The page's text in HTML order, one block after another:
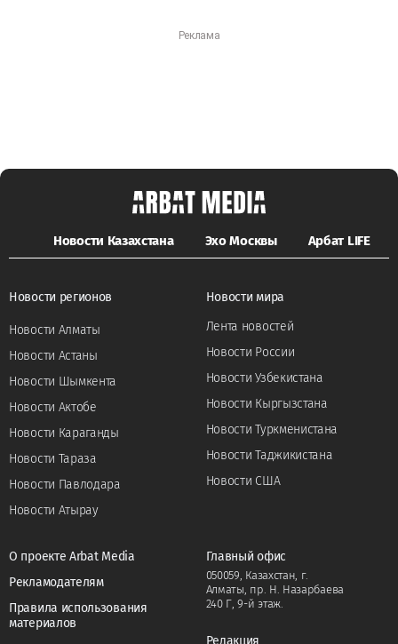
Новости Казахстана Эхо Москвы Арбат LIFE
Новости регионов
Новости Алматы
Новости Астаны
Новости Шымкента
Новости Актобе
Новости Караганды
Новости Тараза
Новости Павлодара
Новости Атырау
Новости мира
Лента новостей
Новости России
Новости Узбекистана
Новости Кыргызстана
Новости Туркменистана
Новости Таджикистана
Новости США
О проекте Arbat Media
Рекламодателям
Правила использования
материалов
Главный офис
050059, Казахстан, г.
Алматы, пр. Н. Назарбаева
240 Г, 9-й этаж.
Редакция